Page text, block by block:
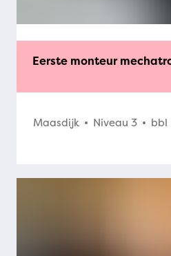
Eerste monteur
Maasdijk Niveau 3 bbl